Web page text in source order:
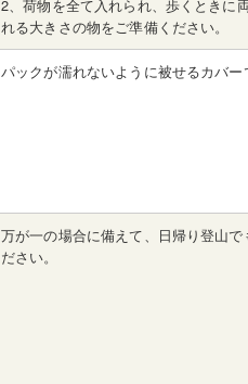
2、荷物を全て入れられ、歩くときに
れる大きさの物をご準備ください。
パックが濡れないように被せるカバー
万が一の場合に備えて、日帰り登山
ださい。